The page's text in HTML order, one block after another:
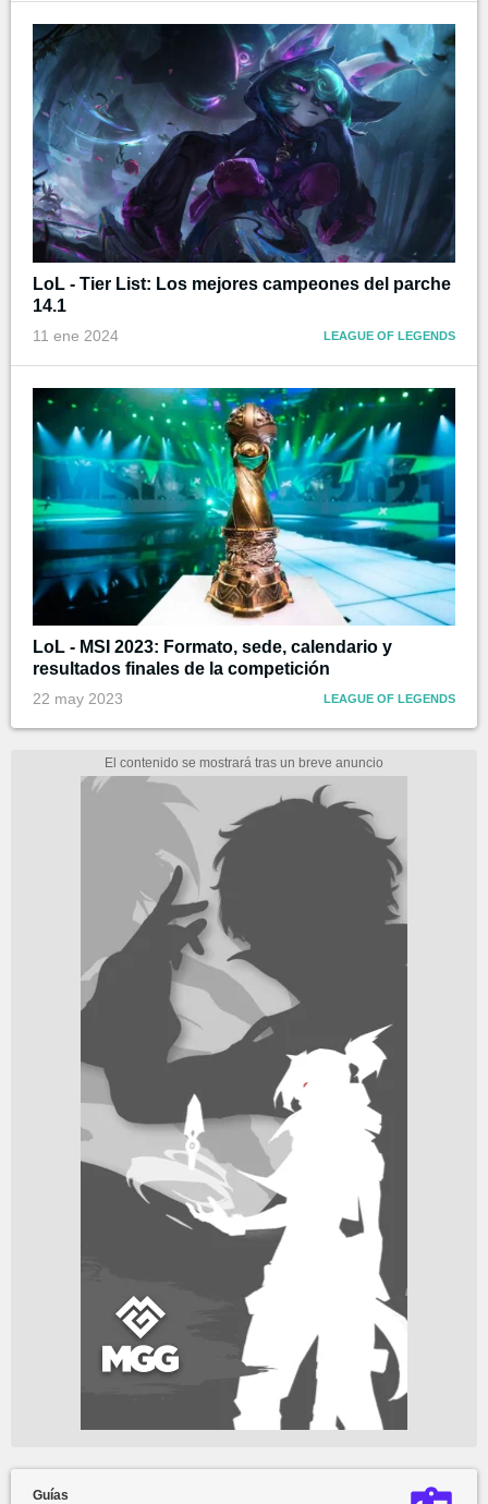
LoL - Tier List: Los mejores campeones del parche
14.1
11 ene 2024 LEAGUE OF LEGENDS
LoL - MSI 2023: Formato, sede, calendario y
resultados finales de la competición
22 may 2023 LEAGUE OF LEGENDS
Guías